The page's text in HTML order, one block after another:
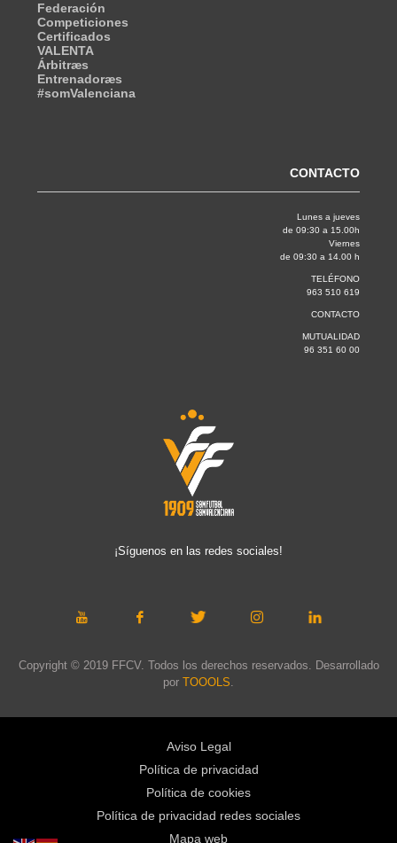
Federación
Competiciones
Certificados
VALENTA
Árbitræs
Entrenadoræs
#somValenciana
CONTACTO
Lunes a jueves
de 09:30 a 15.00h
Viernes
de 09:30 a 14.00 h
TELÉFONO
963 510 619
CONTACTO
MUTUALIDAD
96 351 60 00
¡Síguenos en las redes sociales!
Copyright © 2019 FFCV. Todos los derechos reservados. Desarrollado
por TOOOLS.
Aviso Legal
Política de privacidad
Política de cookies
Política de privacidad redes sociales
Mapa web